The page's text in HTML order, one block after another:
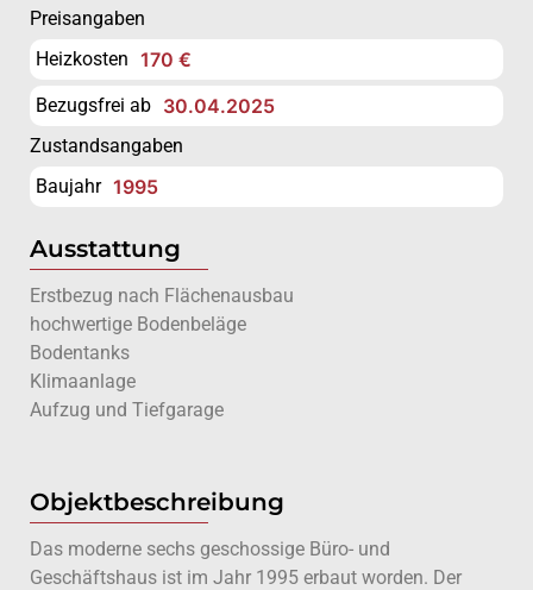
Preisangaben
Heizkosten 170 €
Bezugsfrei ab 30.04.2025
Zustandsangaben
Baujahr 1995
Ausstattung
Erstbezug nach Flächenausbau
hochwertige Bodenbeläge
Bodentanks
Klimaanlage
Aufzug und Tiefgarage
Objektbeschreibung
Das moderne sechs geschossige Büro- und
Geschäftshaus ist im Jahr 1995 erbaut worden. Der